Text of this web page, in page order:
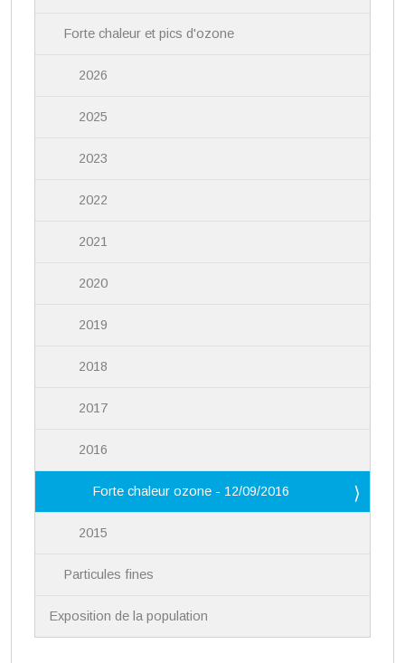
Forte chaleur et pics d'ozone
2026
2025
2023
2022
2021
2020
2019
2018
2017
2016
Forte chaleur ozone - 12/09/2016
2015
Particules fines
Exposition de la population